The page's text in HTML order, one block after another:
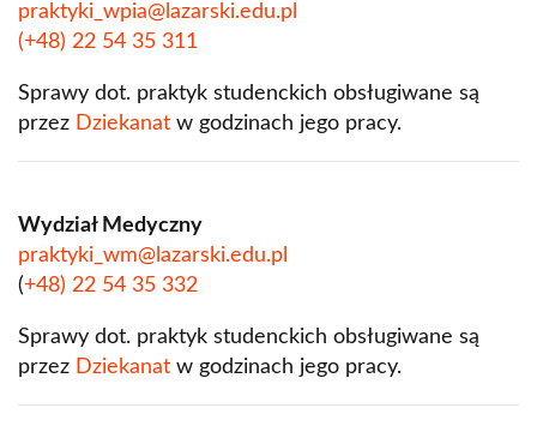
praktyki_wpia@lazarski.edu.pl
(+48) 22 54 35 311
Sprawy dot. praktyk studenckich obsługiwane są
przez Dziekanat w godzinach jego pracy.
Wydział Medyczny
praktyki_wm@lazarski.edu.pl
(+48) 22 54 35 332
Sprawy dot. praktyk studenckich obsługiwane są
przez Dziekanat w godzinach jego pracy.